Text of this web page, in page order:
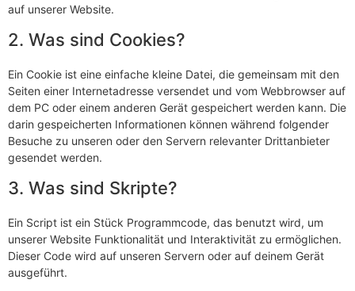
auf unserer Website.
2. Was sind Cookies?
Ein Cookie ist eine einfache kleine Datei, die gemeinsam mit den
Seiten einer Internetadresse versendet und vom Webbrowser auf
dem PC oder einem anderen Gerät gespeichert werden kann. Die
darin gespeicherten Informationen können während folgender
Besuche zu unseren oder den Servern relevanter Drittanbieter
gesendet werden.
3. Was sind Skripte?
Ein Script ist ein Stück Programmcode, das benutzt wird, um
unserer Website Funktionalität und Interaktivität zu ermöglichen.
Dieser Code wird auf unseren Servern oder auf deinem Gerät
ausgeführt.